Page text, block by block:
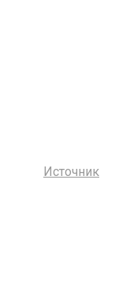
Источник